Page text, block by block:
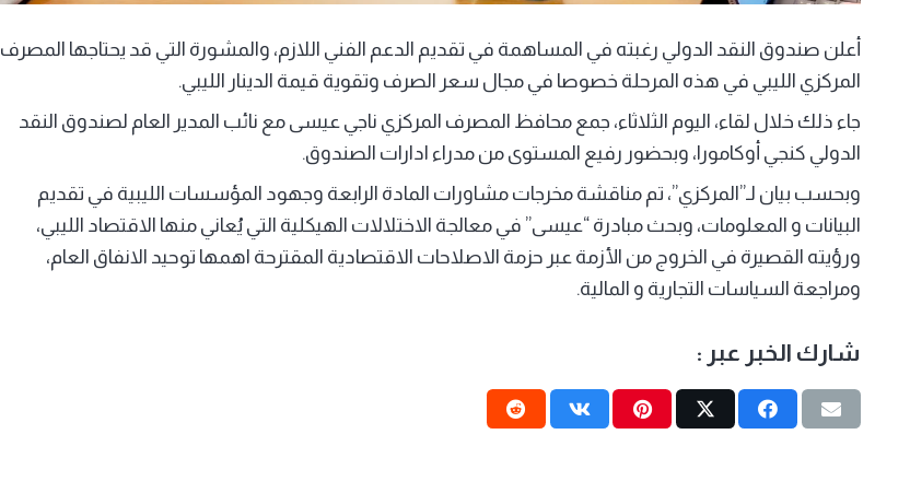
أعلن صندوق النقد الدولي رغبته في المساهمة في تقديم الدعم الفني اللازم، والمشورة التي قد يحتاجها المصرف
المركزي الليبي في هذه المرحلة خصوصا في مجال سعر الصرف وتقوية قيمة الدينار الليبي.
جاء ذلك خلال لقاء، اليوم الثلاثاء، جمع محافظ المصرف المركزي ناجي عيسى مع نائب المدير العام لصندوق النقد
الدولي كنجي أوكامورا، وبحضور رفيع المستوى من مدراء ادارات الصندوق.
وبحسب بيان لـ”المركزي”، تم مناقشة مخرجات مشاورات المادة الرابعة وجهود المؤسسات الليبية في تقديم
البيانات و المعلومات، وبحث مبادرة “عيسى” في معالجة الاختلالات الهيكلية التي يُعاني منها الاقتصاد الليبي،
ورؤيته القصيرة في الخروج من الأزمة عبر حزمة الاصلاحات الاقتصادية المقترحة اهمها توحيد الانفاق العام،
ومراجعة السياسات التجارية و المالية.
شارك الخبر عبر :